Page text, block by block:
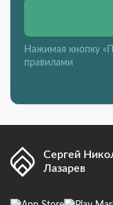
Нажимая кнопку
правилами
Сергей
Лазарев